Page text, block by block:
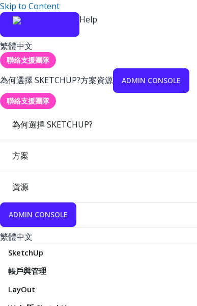
Skip to Content
Help
繁體中文
聯絡支援團隊
為何選擇 SKETCHUP?方案資源 ADMIN CONSOLE
聯絡支援團隊
為何選擇 SKETCHUP?
方案
資源
ADMIN CONSOLE
繁體中文
SketchUp
帳戶與管理
LayOut